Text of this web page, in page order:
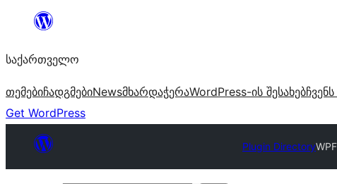
შიგთავსზე
საქართველო
თემებიჩადგმებიNewsმხარდაჭერაWordPress-ის შესახებ
Get WordPress
Plugin Directory